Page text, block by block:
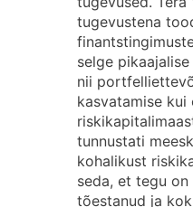
tugevustena
selge
nii
kasvatamise kui
tunnustati
kohalikust
seda, et tegu
tõestanud ja